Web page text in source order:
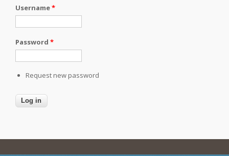
Username*
Password *
Request new password